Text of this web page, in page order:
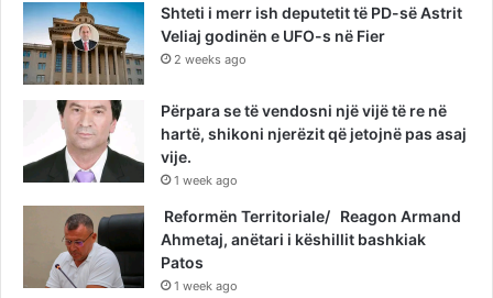
Shteti i merr ish deputetit të PD-së Astrit
Veliaj godinën e UFO-s në Fier
2 weeks ago
Përpara se të vendosni një vijë të re në
hartë, shikoni njerëzit që jetojnë pas asaj
vije.
1 week ago
Reformën Territoriale/ Reagon Armand
Ahmetaj, anëtari i këshillit bashkiak
Patos
1 week ago